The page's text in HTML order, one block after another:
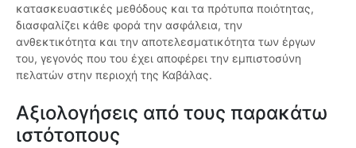
κατασκευαστικές μεθόδους και τα πρότυπα ποιότητας,
διασφαλίζει κάθε φορά την ασφάλεια, την
ανθεκτικότητα και την αποτελεσματικότητα των έργων
του, γεγονός που του έχει αποφέρει την εμπιστοσύνη
πελατών στην περιοχή της Καβάλας.
Αξιολογήσεις από τους παρακάτω
ιστότοπους